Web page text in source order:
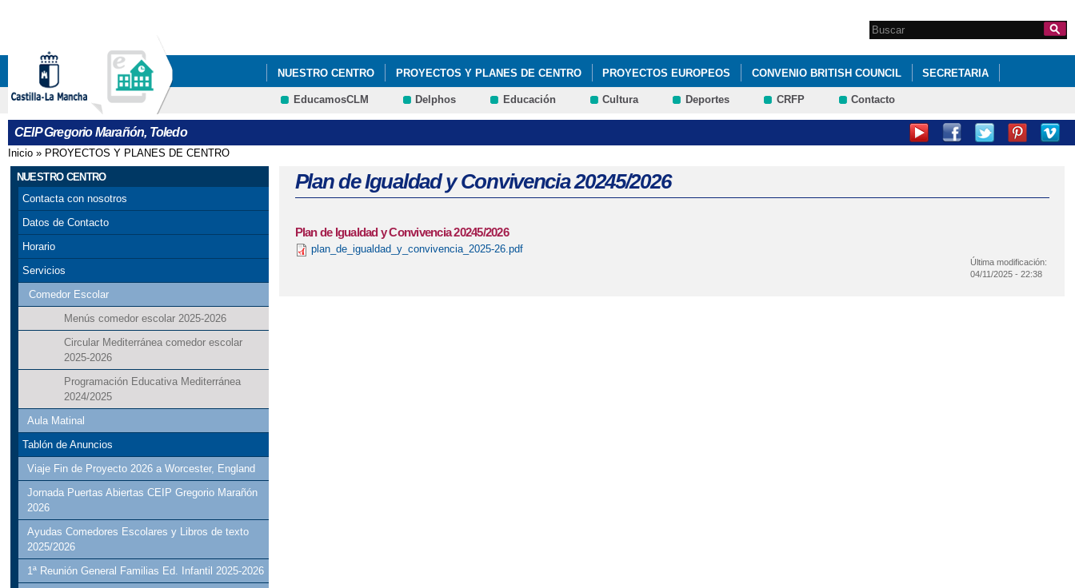
Formulario de
búsqueda
Search this site
NUESTRO CENTRO PROYECTOS Y PLANES DE CENTRO PROYECTOS EUROPEOS CONVENIO BRITISH COUNCIL SECRETARIA
EDUCACION
EducamosCLM Delphos Educación Cultura Deportes CRFP Contacto
CEIP Gregorio Marañón, Toledo
Se encuentra usted aquí
Inicio » PROYECTOS Y PLANES DE CENTRO
NUESTRO CENTRO
Contacta con nosotros
Datos de Contacto
Horario
Servicios
Comedor Escolar
Menús comedor escolar 2025-2026
Circular Mediterránea comedor escolar
2025-2026
Programación Educativa Mediterránea
2024/2025
Aula Matinal
Tablón de Anuncios
Viaje Fin de Proyecto 2026 a Worcester, England
Jornada Puertas Abiertas CEIP Gregorio Marañón
2026
Ayudas Comedores Escolares y Libros de texto
2025/2026
1ª Reunión General Familias Ed. Infantil 2025-2026
Plan de Igualdad y Convivencia 20245/2026
Plan de Igualdad y Convivencia 20245/2026
plan_de_igualdad_y_convivencia_2025-26.pdf
Última modificación:
04/11/2025 - 22:38